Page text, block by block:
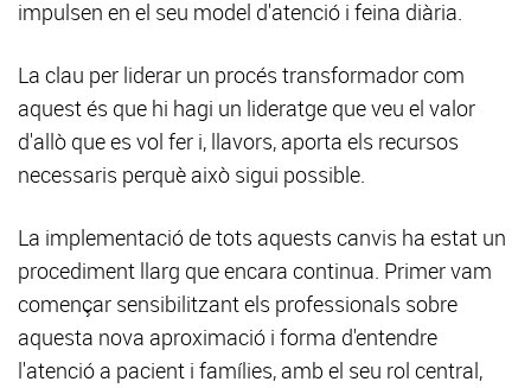
impulsen en el seu model d'atenció i feina diària.
La clau per liderar un procés transformador com
aquest és que hi hagi un lideratge que veu el valor
d'allò que es vol fer i, llavors, aporta els recursos
necessaris perquè això sigui possible.
La implementació de tots aquests canvis ha estat un
procediment llarg que encara continua. Primer vam
començar sensibilitzant els professionals sobre
aquesta nova aproximació i forma d'entendre
l'atenció a pacient i famílies, amb el seu rol central,